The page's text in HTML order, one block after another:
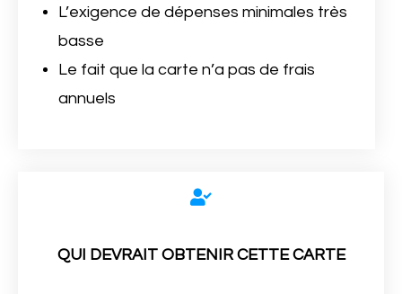
L’exigence de dépenses minimales très
basse
Le fait que la carte n’a pas de frais
annuels
QUI DEVRAIT OBTENIR CETTE CARTE